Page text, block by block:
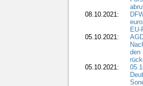
08.10.2021:
05.10.2021:
den
05.10.2021: